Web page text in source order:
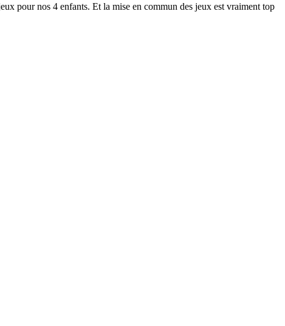
pour nos 4 enfants. Et la mise en commun des jeux est vraiment top